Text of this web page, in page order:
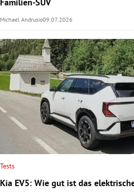
Michael Andrusio09.07.2026
Tests
Kia EV5: Wie gut ist das